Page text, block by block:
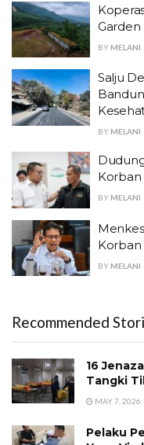
BY MELANI
Salju
BY MELANI
Korban
BY MELANI
Korban
BY MELANI
Recommended
16
Tangki
MAY 7, 2026
Pelaku